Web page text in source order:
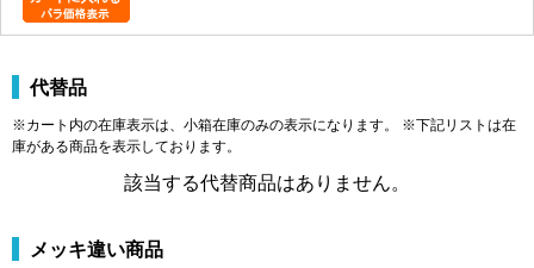
代替品
※カート内の在庫表示は、小箱在庫のみの表示になります。 ※下記リストは在
庫がある商品を表示しております。
該当する代替商品はありません。
メッキ違い商品